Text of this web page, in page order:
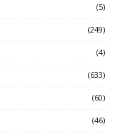
(5)
(249)
(4)
(633)
(60)
(46)